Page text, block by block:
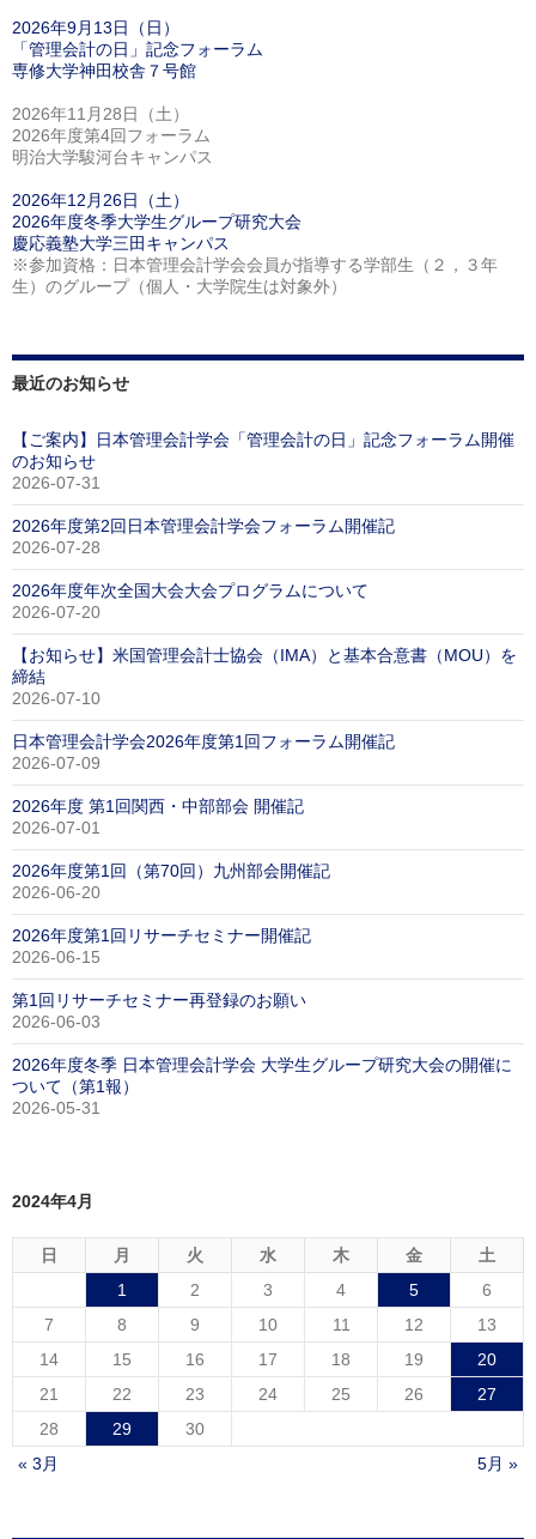
2026年9月13日（日）
「管理会計の日」記念フォーラム
専修大学神田校舎７号館
2026年11月28日（土）
2026年度第4回フォーラム
明治大学駿河台キャンパス
2026年12月26日（土）
2026年度冬季大学生グループ研究大会
慶応義塾大学三田キャンパス
※参加資格：日本管理会計学会会員が指導する学部生（２，３年
生）のグループ（個人・大学院生は対象外）
最近のお知らせ
【ご案内】日本管理会計学会「管理会計の日」記念フォーラム開催
のお知らせ
2026-07-31
2026年度第2回日本管理会計学会フォーラム開催記
2026-07-28
2026年度年次全国大会大会プログラムについて
2026-07-20
【お知らせ】米国管理会計士協会（IMA）と基本合意書（MOU）を
締結
2026-07-10
日本管理会計学会2026年度第1回フォーラム開催記
2026-07-09
2026年度 第1回関西・中部部会 開催記
2026-07-01
2026年度第1回（第70回）九州部会開催記
2026-06-20
2026年度第1回リサーチセミナー開催記
2026-06-15
第1回リサーチセミナー再登録のお願い
2026-06-03
2026年度冬季 日本管理会計学会 大学生グループ研究大会の開催に
ついて（第1報）
2026-05-31
2024年4月
日 月 火 水 木 金
土
1
2 3 4 5
6
7
8 9 10 11 12
13
14
15 16 17 18 19
20
21
22 23 24 25 26
27
28
29
30
« 3月
5月 »